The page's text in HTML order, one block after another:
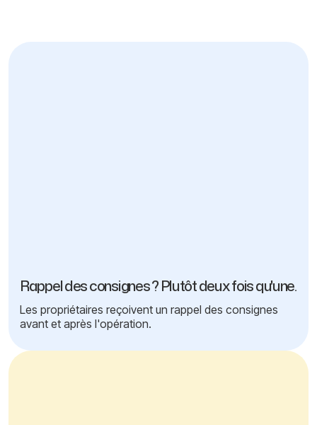
Rappel des consignes ? Plutôt deux fois qu'une.
Les propriétaires reçoivent un rappel des consignes
avant et après l'opération.